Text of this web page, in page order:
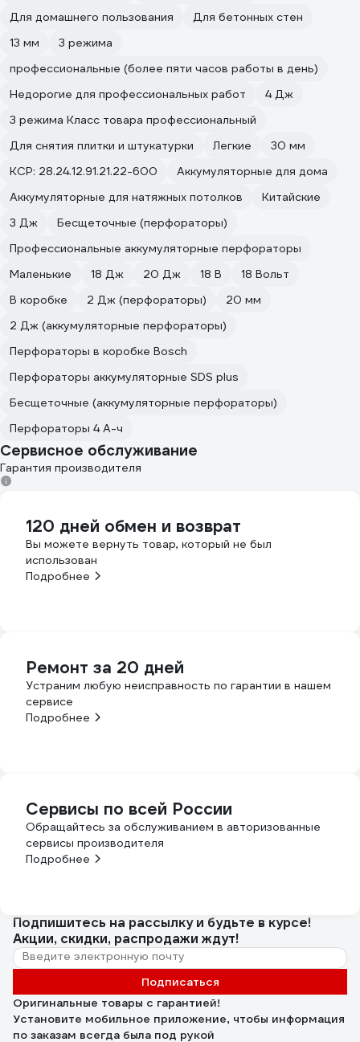
Для домашнего пользования
Для бетонных стен
13 мм
3 режима
профессиональные (более пяти часов работы в день)
Недорогие для профессиональных работ
4 Дж
3 режима Класс товара профессиональный
Для снятия плитки и штукатурки
Легкие
30 мм
КСР: 28.24.12.91.21.22-600
Аккумуляторные для дома
Аккумуляторные для натяжных потолков
Китайские
3 Дж
Бесщеточные (перфораторы)
Профессиональные аккумуляторные перфораторы
Маленькие
18 Дж 20 Дж 18 В
18 Вольт
В коробке
2 Дж (перфораторы)
20 мм
2 Дж (аккумуляторные перфораторы)
Перфораторы в коробке Bosch
Перфораторы аккумуляторные SDS plus
Бесщеточные (аккумуляторные перфораторы)
Перфораторы 4 А-ч
Сервисное обслуживание
Гарантия производителя
120 дней обмен и возврат
Вы можете вернуть товар, который не был
использован
Подробнее
Ремонт за 20 дней
Устраним любую неисправность по гарантии в нашем
сервисе
Подробнее
Сервисы по всей России
Обращайтесь за обслуживанием в авторизованные
сервисы производителя
Подробнее
Подпишитесь на рассылкуи будьте в курсе!
Акции, скидки, распродажи ждут!
Подписаться
Оригинальные товары с гарантией!
Установите мобильное приложение, чтобы информация
по заказам всегда была под рукой